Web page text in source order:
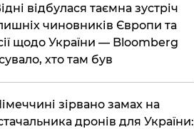
відбулася таємна зустріч
чиновників Європи та
щодо України — Bloomberg
хто там був
зірвано замах на
дронів для України: